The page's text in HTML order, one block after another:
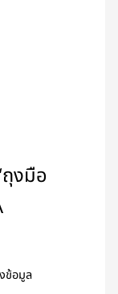
งมือ
ข้อมูล